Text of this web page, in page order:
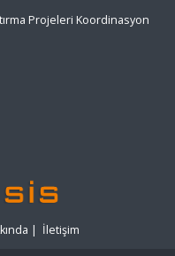
Projeleri Koordinasyon
| İletişim